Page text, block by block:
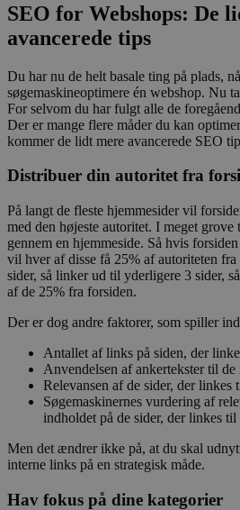
SEO for Webshops: De
avancerede tips
Du har nu de helt basale ting på plads,
søgemaskineoptimere én webshop. Nu
For selvom du har fulgt alle de
Der er mange flere måder du kan
kommer de lidt mere avancerede SEO
Distribuer din autoritet fra
På langt de fleste hjemmesider vil
med den højeste autoritet. I meget
gennem en hjemmeside. Så hvis
vil hver af disse få 25% af autoriteten
sider, så linker ud til yderligere 3 sider,
af de 25% fra forsiden.
Der er dog andre faktorer, som spiller
Antallet af links på siden, der
Anvendelsen af ankertekster til de
Relevansen af de sider, der linkes
Søgemaskinernes vurdering af
indholdet på de sider, der linkes til
Men det ændrer ikke på, at du skal
interne links på en strategisk måde.
Hav fokus på dine kategorier